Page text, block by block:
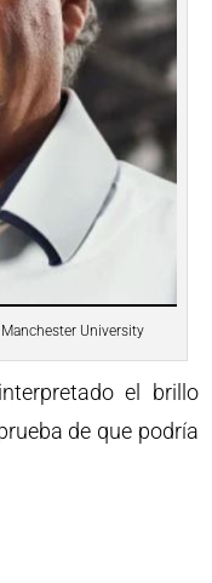
University
el brillo
de que podría